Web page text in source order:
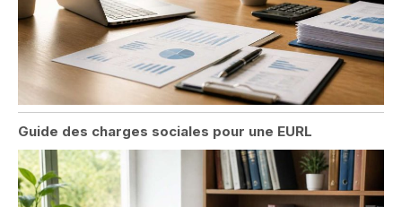
Guide des charges sociales pour une EURL